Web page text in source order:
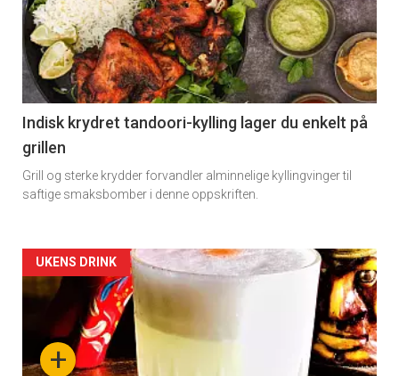
Indisk krydret tandoori-kylling lager du enkelt på
grillen
Grill og sterke krydder forvandler alminnelige kyllingvinger til
saftige smaksbomber i denne oppskriften.
Forsiden
akkurat
nå+
UKENS DRINK